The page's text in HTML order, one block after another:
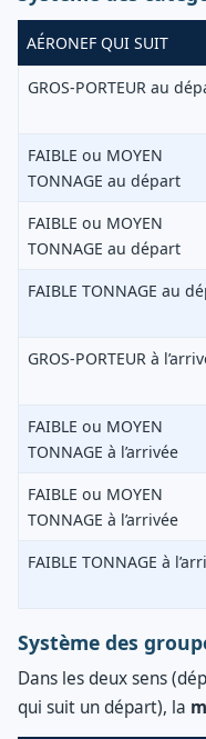
AÉRONEF QUI SUIT
GROS-PORTEUR au
FAIBLE ou MOYEN
TONNAGE au départ
FAIBLE ou MOYEN
TONNAGE au départ
FAIBLE TONNAGE au
GROS-PORTEUR à
FAIBLE ou MOYEN
TONNAGE à l’arrivée
FAIBLE ou MOYEN
TONNAGE à l’arrivée
FAIBLE TONNAGE à
Système des
Dans les deux sens
qui suit un départ), la